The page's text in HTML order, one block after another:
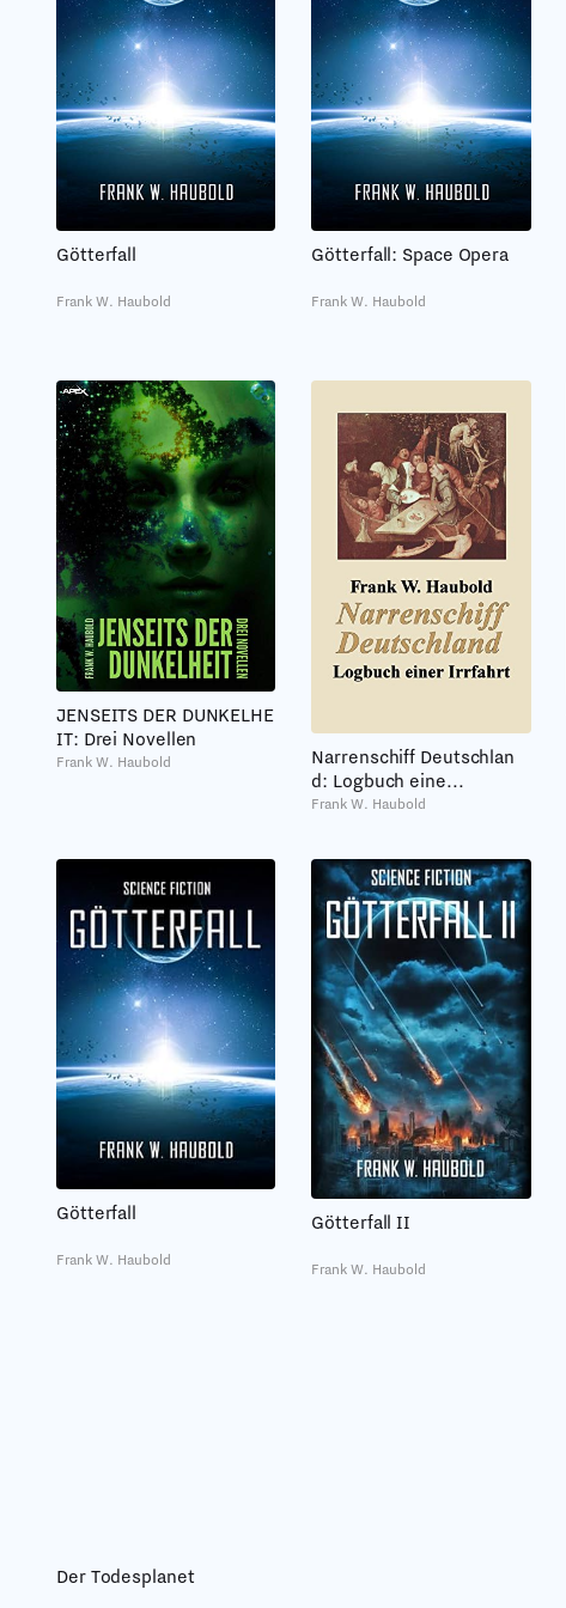
Götterfall
Frank W. Haubold
Götterfall: Space Opera
Frank W. Haubold
JENSEITS DER DUNKELHE
IT: Drei Novellen
Frank W. Haubold
Narrenschiff Deutschlan
d: Logbuch eine...
Frank W. Haubold
Götterfall
Frank W. Haubold
Götterfall II
Frank W. Haubold
Der Todesplanet